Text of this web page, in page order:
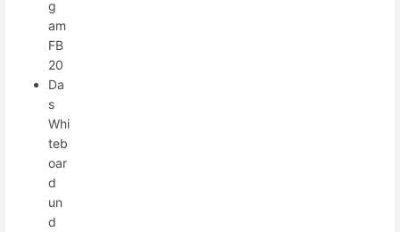
g
am
FB
20
Da
s
Whi
teb
oar
d
un
d